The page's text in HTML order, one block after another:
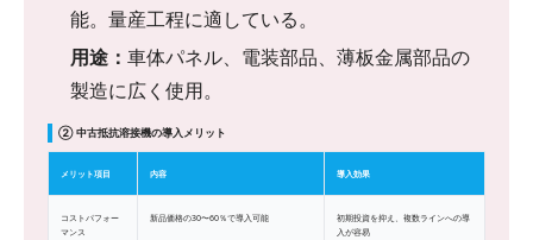
能。量産工程に適している。
用途： 車体パネル、電装部品、薄板金属部品の
製造に広く使用。
② 中古抵抗溶接機の導入メリット
メリット項目 内容 導入効果
コストパフォー
マンス
新品価格の30〜60％で導入可能
初期投資を抑え、複数ラインへの導
入が容易